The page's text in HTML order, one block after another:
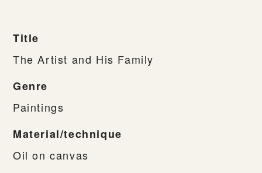
Title
The Artist and His Family
Genre
Paintings
Material/technique
Oil on canvas